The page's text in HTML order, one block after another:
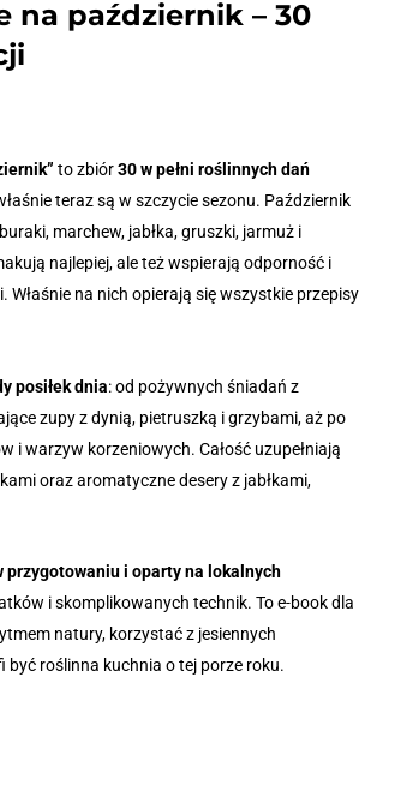
na październik – 30
to zbiór30 w pełni roślinnych dań
teraz są w szczycie sezonu. Październik
marchew, jabłka, gruszki, jarmuż i
najlepiej, ale też wspierają odporność i
Właśnie na nich opierają się wszystkie przepisy
posiłek dnia: od pożywnych śniadań z
zupy z dynią, pietruszką i grzybami, aż po
i warzyw korzeniowych. Całość uzupełniają
oraz aromatyczne desery z jabłkami,
przygotowaniu i oparty na lokalnych
i skomplikowanych technik. To e-book dla
natury, korzystać z jesiennych
roślinna kuchnia o tej porze roku.